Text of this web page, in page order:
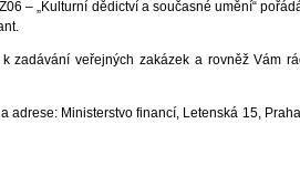
– „Kulturní dědictví a současné umění“
zadávání veřejných zakázek a rovněž Vám
adrese: Ministerstvo financí, Letenská 15,